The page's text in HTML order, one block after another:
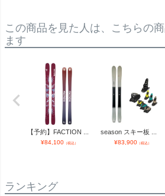
この商品を見た人は、こちらの
ます
【予約】FACTION ...
¥84,100（税込）
season スキー板 ...
¥83,900（税込）
ランキング